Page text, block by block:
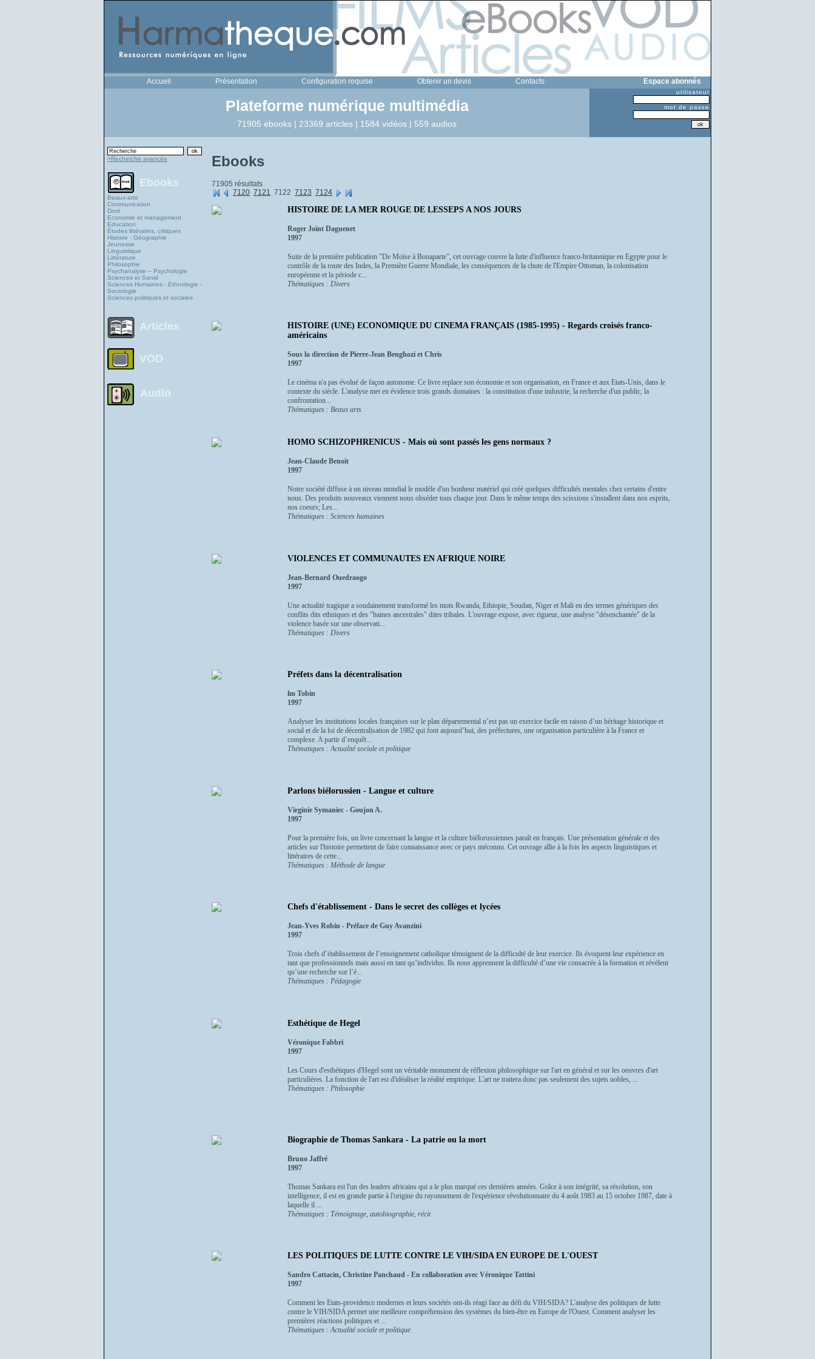
Accueil Présentation Configuration requise Obtenir un devis Contacts Espace abonnés
Plateforme numérique multimédia
71905 ebooks | 23369 articles | 1584 vidéos | 559 audios
utilisateur
mot de passe
>Recherche avancée
Ebooks
Beaux-arts
Communication
Droit
Economie et management
Education
Études littéraires, critiques
Histoire - Géographie
Jeunesse
Linguistique
Littérature
Philosophie
Psychanalyse – Psychologie
Sciences et Santé
Sciences Humaines - Ethnologie -
Sociologie
Sciences politiques et sociales
Articles
VOD
Audio
Ebooks
71905 résultats
7120 7121 7122 7123 7124
HISTOIRE DE LA MER ROUGE DE LESSEPS A NOS JOURS
Roger Joint Daguenet
1997
Suite de la première publication "De Moïse à Bonaparte", cet ouvrage couvre la lutte d'influence franco-britannique en Egypte pour le
contrôle de la route des Indes, la Première Guerre Mondiale, les conséquences de la chute de l'Empire Ottoman, la colonisation
européenne et la période c...
Thématiques : Divers
HISTOIRE (UNE) ECONOMIQUE DU CINEMA FRANÇAIS (1985-1995) - Regards croisés franco-
américains
Sous la direction de Pierre-Jean Benghozi et Chris
1997
Le cinéma n'a pas évolué de façon autonome. Ce livre replace son économie et son organisation, en France et aux Etats-Unis, dans le
contexte du siècle. L'analyse met en évidence trois grands domaines : la constitution d'une industrie, la recherche d'un public, la
confrontation...
Thématiques : Beaux arts
HOMO SCHIZOPHRENICUS - Mais où sont passés les gens normaux ?
Jean-Claude Benoit
1997
Notre société diffuse à un niveau mondial le modèle d'un bonheur matériel qui créé quelques difficultés mentales chez certains d'entre
nous. Des produits nouveaux viennent nous obséder tous chaque jour. Dans le même temps des scissions s'installent dans nos esprits,
nos coeurs; Les...
Thématiques : Sciences humaines
VIOLENCES ET COMMUNAUTES EN AFRIQUE NOIRE
Jean-Bernard Ouedraogo
1997
Une actualité tragique a soudainement transformé les mots Rwanda, Ethiopie, Soudan, Niger et Mali en des termes génériques des
conflits dits ethniques et des "haines ancestrales" dites tribales. L'ouvrage expose, avec rigueur, une analyse "désenchantée" de la
violence basée sur une observati...
Thématiques : Divers
Préfets dans la décentralisation
lm Tobin
1997
Analyser les institutions locales françaises sur le plan départemental n’est pas un exercice facile en raison d’un héritage historique et
social et de la loi de décentralisation de 1982 qui font aujourd’hui, des préfectures, une organisation particulière à la France et
complexe. A partir d’enquêt...
Thématiques : Actualité sociale et politique
Parlons biélorussien - Langue et culture
Virginie Symaniec - Goujon A.
1997
Pour la première fois, un livre concernant la langue et la culture biélorussiennes paraît en français. Une présentation générale et des
articles sur l'histoire permettent de faire connaissance avec ce pays méconnu. Cet ouvrage allie à la fois les aspects linguistiques et
littéraires de cette...
Thématiques : Méthode de langue
Chefs d'établissement - Dans le secret des collèges et lycées
Jean-Yves Robin - Préface de Guy Avanzini
1997
Trois chefs d’établissement de l’enseignement catholique témoignent de la difficulté de leur exercice. Ils évoquent leur expérience en
tant que professionnels mais aussi en tant qu’individus. Ils nous apprennent la difficulté d’une vie consacrée à la formation et révèlent
qu’une recherche sur l’é...
Thématiques : Pédagogie
Esthétique de Hegel
Véronique Fabbri
1997
Les Cours d'esthétiques d'Hegel sont un véritable monument de réflexion philosophique sur l'art en général et sur les oeuvres d'art
particulières. La fonction de l'art est d'idéaliser la réalité empirique. L'art ne traitera donc pas seulement des sujets nobles, ...
Thématiques : Philosophie
Biographie de Thomas Sankara - La patrie ou la mort
Bruno Jaffré
1997
Thomas Sankara est l'un des leaders africains qui a le plus marqué ces dernières années. Grâce à son intégrité, sa résolution, son
intelligence, il est en grande partie à l'origine du rayonnement de l'expérience révolutionnaire du 4 août 1983 au 15 octobre 1987, date à
laquelle il ...
Thématiques : Témoignage, autobiographie, récit
LES POLITIQUES DE LUTTE CONTRE LE VIH/SIDA EN EUROPE DE L'OUEST
Sandro Cattacin, Christine Panchaud - En collaboration avec Véronique Tattini
1997
Comment les Etats-providence modernes et leurs sociétés ont-ils réagi face au défi du VIH/SIDA? L'analyse des politiques de lutte
contre le VIH/SIDA permet une meilleure compréhension des systèmes du bien-être en Europe de l'Ouest. Comment analyser les
premières réactions politiques et ...
Thématiques : Actualité sociale et politique